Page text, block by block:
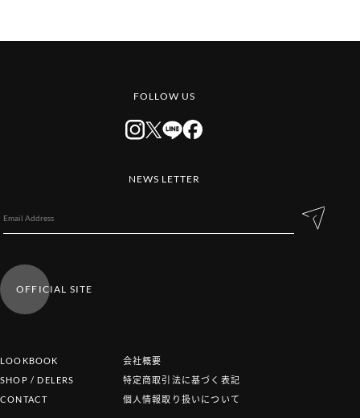
FOLLOW US
NEWS LETTER
OFFICIAL SITE
LOOKBOOK
SHOP / DELERS
CONTACT
会社概要
特定商取引法に基づく表記
個人情報取り扱いについて